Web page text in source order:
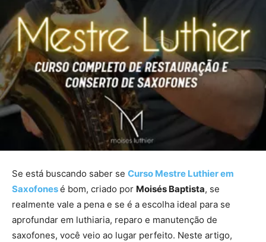
Se está buscando saber se Curso Mestre Luthier em
Saxofonesé bom, criado por Moisés Baptista, se
realmente vale a pena e se é a escolha ideal para se
aprofundar em luthiaria, reparo e manutenção de
saxofones, você veio ao lugar perfeito. Neste artigo,